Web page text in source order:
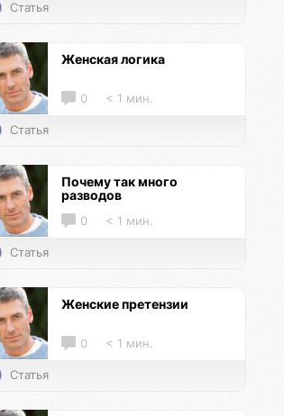
Статья
Женская логика
0 < 1 мин.
Статья
Почему так много
разводов
0 < 1 мин.
Статья
Женские претензии
0 < 1 мин.
Статья